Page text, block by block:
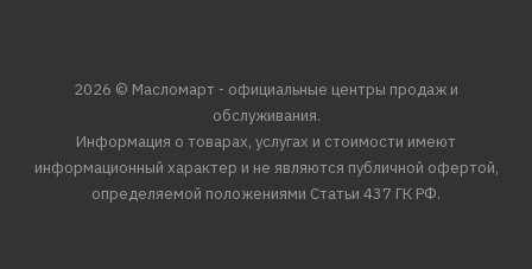
2026 © Масломарт - официальные центры продаж и
обслуживания.
Информация о товарах, услугах и стоимости имеют
информационный характер и не являются публичной офертой,
определяемой положениями Статьи 437 ГК РФ.